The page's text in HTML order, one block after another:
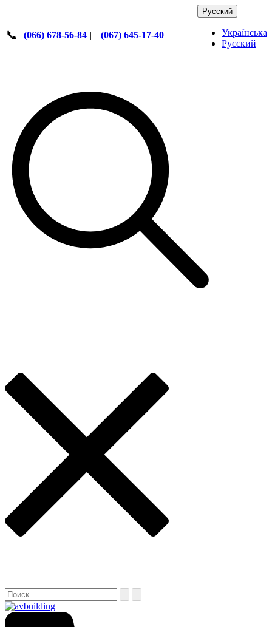
📞 (066) 678-56-84 | (067) 645-17-40
Русский
Українська
Русский